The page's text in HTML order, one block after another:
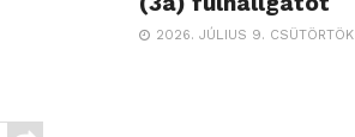
2026. JÚLIUS 9. CSÜTÖRTÖK